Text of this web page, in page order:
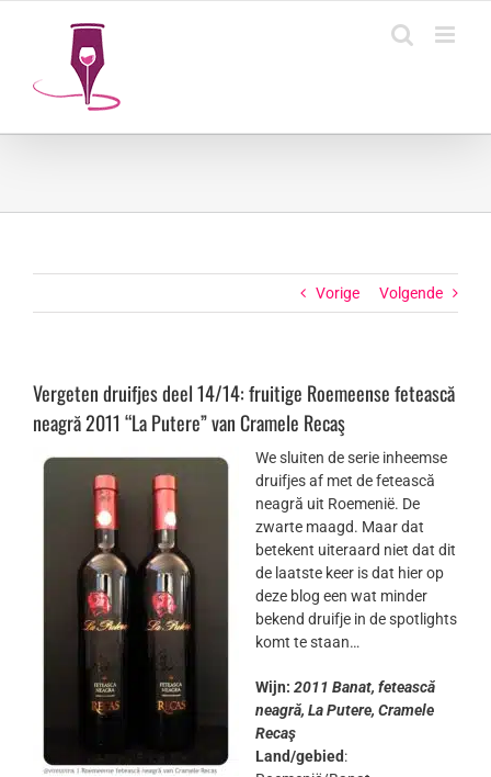
Vorige Volgende
Vergeten druifjes deel 14/14: fruitige Roemeense fetească
neagră 2011 “La Putere” van Cramele Recaş
We sluiten de serie inheemse
druifjes af met de fetească
neagră uit Roemenië. De
zwarte maagd. Maar dat
betekent uiteraard niet dat dit
de laatste keer is dat hier op
deze blog een wat minder
bekend druifje in de spotlights
komt te staan…
Wijn: 2011 Banat, fetească
neagră, La Putere, Cramele
Recaş
Land/gebied: